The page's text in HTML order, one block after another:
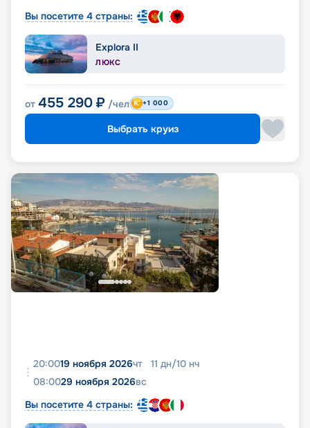
Вы посетите 4 страны:
Explora II
ЛЮКС
от 455 290 ₽ /чел +1 000
Выбрать круиз
20:0019 ноября 2026чт 11 дн/10 нч
08:0029 ноября 2026вс
Вы посетите 4 страны: